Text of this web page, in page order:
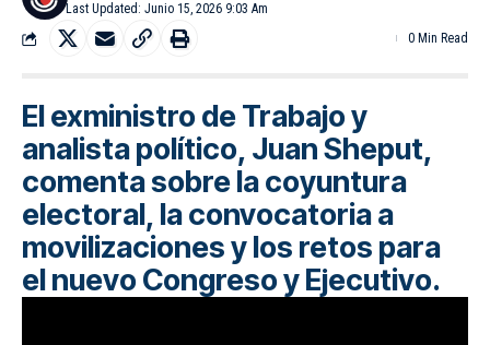
Last Updated: Junio 15, 2026 9:03 Am
0 Min Read
El exministro de Trabajo y
analista político, Juan Sheput,
comenta sobre la coyuntura
electoral, la convocatoria a
movilizaciones y los retos para
el nuevo Congreso y Ejecutivo.